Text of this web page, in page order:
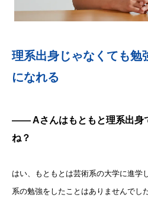
理系出身じゃなくても勉
になれる
—— Aさんはもともと理系出身
ね？
はい、もともとは芸術系の大学に進学
系の勉強をしたことはありませんでした